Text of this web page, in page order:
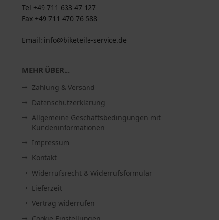
Tel +49 711 633 47 127
Fax +49 711 470 76 588
Email: info@biketeile-service.de
MEHR ÜBER...
Zahlung & Versand
Datenschutzerklärung
Allgemeine Geschäftsbedingungen mit
Kundeninformationen
Impressum
Kontakt
Widerrufsrecht & Widerrufsformular
Lieferzeit
Vertrag widerrufen